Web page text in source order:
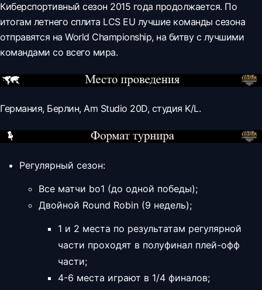
Киберспортивный сезон 2015 года продолжается. По
итогам летнего сплита LCS EU лучшие команды сезона
отправятся на World Championship, на битву с лучшими
командами со всего мира.
Германия, Берлин, Am Studio 20D, студия K/L.
Регулярный сезон:
Все матчи bo1 (до одной победы);
Двойной Round Robin (9 недель);
1 и 2 места по результатам регулярной
части проходят в полуфинал плей-офф
части;
4-6 места играют в 1/4 финалов;